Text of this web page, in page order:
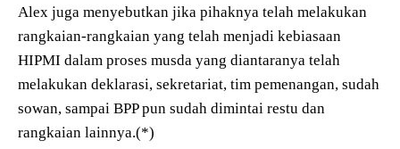
Alex juga menyebutkan jika pihaknya telah melakukan
rangkaian-rangkaian yang telah menjadi kebiasaan
HIPMI dalam proses musda yang diantaranya telah
melakukan deklarasi, sekretariat, tim pemenangan, sudah
sowan, sampai BPP pun sudah dimintai restu dan
rangkaian lainnya.(*)